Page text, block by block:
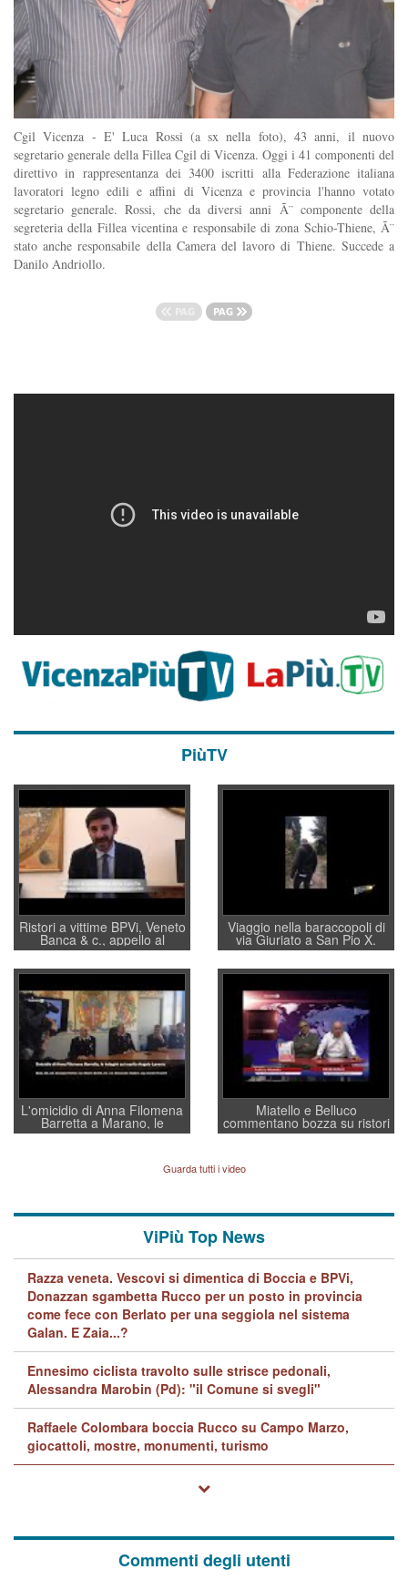
Cgil Vicenza - E' Luca Rossi (a sx nella foto), 43 anni, il nuovo
segretario generale della Fillea Cgil di Vicenza. Oggi i 41 componenti del
direttivo in rappresentanza dei 3400 iscritti alla Federazione italiana
lavoratori legno edili e affini di Vicenza e provincia l'hanno votato
segretario generale. Rossi, che da diversi anni Ã¨ componente della
segreteria della Fillea vicentina e responsabile di zona Schio-Thiene, Ã¨
stato anche responsabile della Camera del lavoro di Thiene. Succede a
Danilo Andriollo.
PiùTV
Ristori a vittime BPVi, Veneto
Banca & c., appello al
sottosegretario Alessio
Villarosa: per mettere ordine
convochi con Di Maio CNCU
a supporto della cabina di
regia al Mef
Viaggio nella baraccopoli di
via Giuriato a San Pio X.
Vicenza ai Vicentini: “faremo
un regalo di Natale ai
residenti”
L'omicidio di Anna Filomena
Barretta a Marano, le
indagini dei carabinieri di
Lavarra: più avvincenti di
quelle di... Barbara D'Urso
Miatello e Belluco
commentano bozza su ristori
BPVi e Veneto Banca
Guarda tutti i video
ViPiù Top News
Razza veneta. Vescovi si dimentica di Boccia e BPVi,
Donazzan sgambetta Rucco per un posto in provincia
come fece con Berlato per una seggiola nel sistema
Galan. E Zaia...?
Ennesimo ciclista travolto sulle strisce pedonali,
Alessandra Marobin (Pd): "il Comune si svegli"
Raffaele Colombara boccia Rucco su Campo Marzo,
giocattoli, mostre, monumenti, turismo
Commenti degli utenti